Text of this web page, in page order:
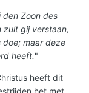
den Zoon des
zult gij verstaan,
doe; maar deze
heeft."
heeft dit